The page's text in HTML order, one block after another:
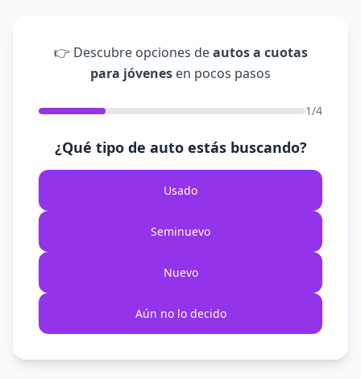
👉 Descubre opciones deautos a cuotas
para jóvenes en pocos pasos
1/4
¿Qué tipo de auto estás buscando?
Usado
Seminuevo
Nuevo
Aún no lo decido